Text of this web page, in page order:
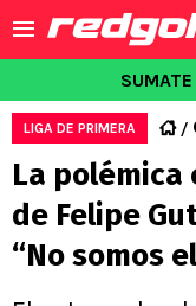
LIGA DE PRIMERA
La polémica
de Felipe
“No somos